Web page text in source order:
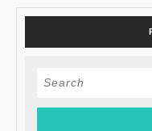
Search